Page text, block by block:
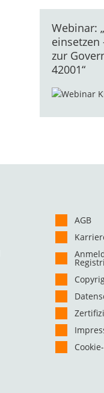
Webinar:
einsetzen
zur
42001“
AGB